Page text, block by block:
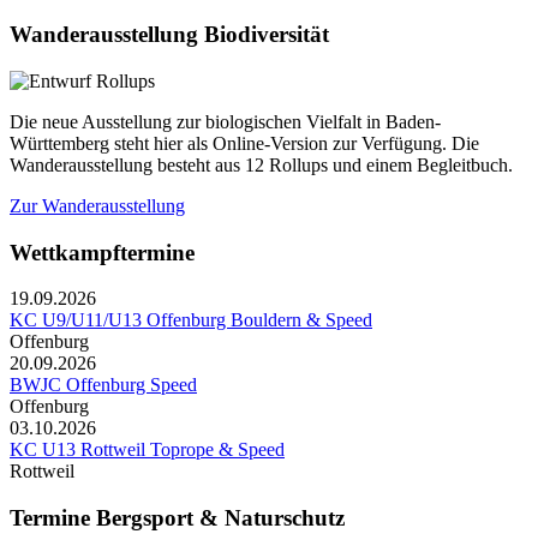
Wanderausstellung Biodiversität
Die neue Ausstellung zur biologischen Vielfalt in Baden-
Württemberg steht hier als Online-Version zur Verfügung. Die
Wanderausstellung besteht aus 12 Rollups und einem Begleitbuch.
Zur Wanderausstellung
Wettkampftermine
19.09.2026
KC U9/U11/U13 Offenburg Bouldern & Speed
Offenburg
20.09.2026
BWJC Offenburg Speed
Offenburg
03.10.2026
KC U13 Rottweil Toprope & Speed
Rottweil
Termine Bergsport & Naturschutz